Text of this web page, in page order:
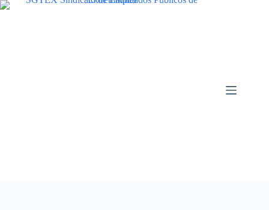
Saltar